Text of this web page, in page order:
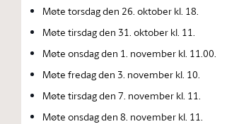
Møte torsdag den 26. oktober kl. 18.
Møte tirsdag den 31. oktober kl. 11.
Møte onsdag den 1. november kl. 11.00.
Møte fredag den 3. november kl. 10.
Møte tirsdag den 7. november kl. 11.
Møte onsdag den 8. november kl. 11.